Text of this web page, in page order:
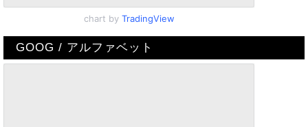
chart by TradingView
GOOG / アルファベット